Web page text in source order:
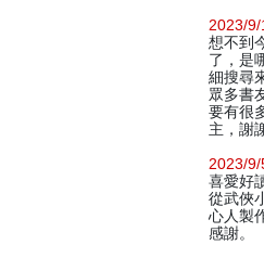
2023/
想不到
了，是
細搜尋
眾多書
要有很
主，謝
2023/
喜愛好
從武俠
心人製
感謝。